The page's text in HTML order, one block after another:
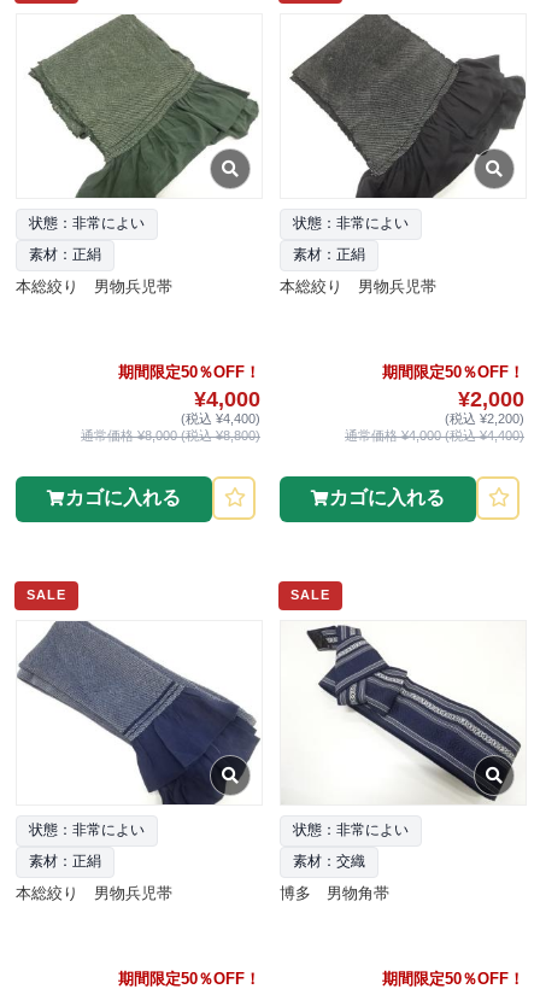
状態：非常によい
素材：正絹
本総絞り 男物兵児帯
期間限定50％OFF！
¥4,000
(税込 ¥4,400)
通常価格 ¥8,000 (税込 ¥8,800)
カゴに入れる
状態：非常によい
素材：正絹
本総絞り 男物兵児帯
期間限定50％OFF！
¥2,000
(税込 ¥2,200)
通常価格 ¥4,000 (税込 ¥4,400)
カゴに入れる
SALE
状態：非常によい
素材：正絹
本総絞り 男物兵児帯
期間限定50％OFF！
SALE
状態：非常によい
素材：交織
博多 男物角帯
期間限定50％OFF！